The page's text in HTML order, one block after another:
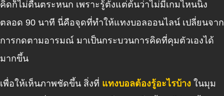
คิดก็ไม่ตื่นตระหนก เพราะรู้ตั้งแต่ต้นว่าไม่มีเกมไหนนิ่ง
ตลอด 90 นาที นี่คือจุดที่ทำให้แทงบอลออนไลน์ เปลี่ยนจาก
การกดตามอารมณ์ มาเป็นกระบวนการคิดที่คุมตัวเองได้
มากขึ้น
เพื่อให้เห็นภาพชัดขึ้น สิ่งที่ แทงบอลต้องรู้อะไรบ้าง ในมุม